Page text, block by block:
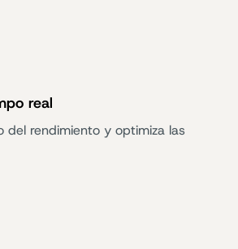
real
del rendimiento y optimiza las